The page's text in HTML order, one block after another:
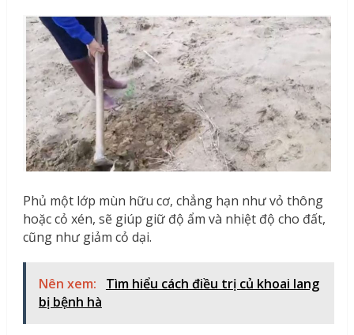
Phủ một lớp mùn hữu cơ, chẳng hạn như vỏ thông
hoặc cỏ xén, sẽ giúp giữ độ ẩm và nhiệt độ cho đất,
cũng như giảm cỏ dại.
Nên xem:
Tìm hiểu cách điều trị củ khoai lang
bị bệnh hà